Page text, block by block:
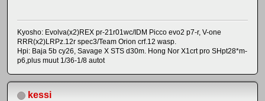
Kyosho: Evolva(x2)REX pr-21r01wc/IDM Picco evo2 p7-r, V-one
RRR(x2)LRPz.12r spec3/Team Orion crf.12 wasp.
Hpi: Baja 5b cy26, Savage X STS d30m. Hong Nor X1crt pro SHpt28*m-
p6,plus muut 1/36-1/8 autot
kessi